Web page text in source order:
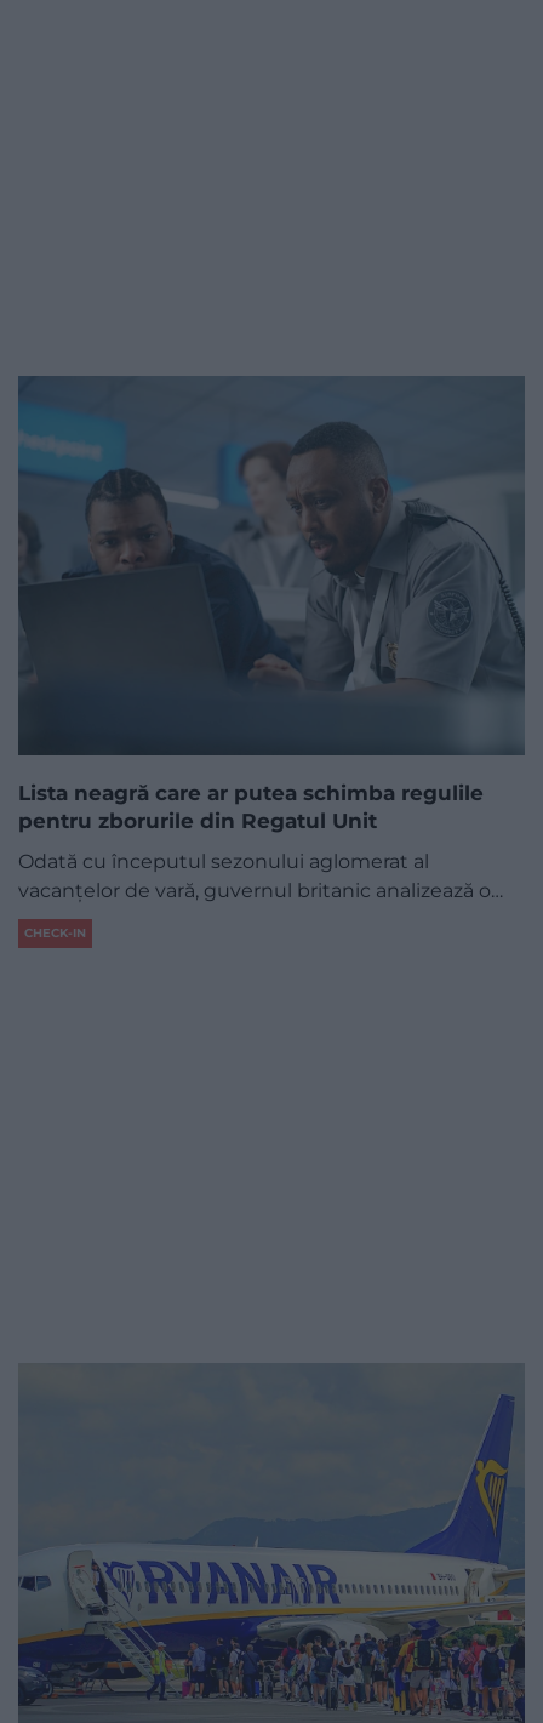
Lista neagră care ar putea schimba regulile
pentru zborurile din Regatul Unit
Odată cu începutul sezonului aglomerat al
vacanțelor de vară, guvernul britanic analizează o…
CHECK-IN